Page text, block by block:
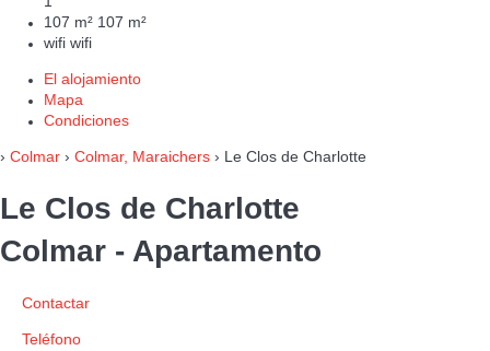
107 m² 107 m²
wifi wifi
El alojamiento
Mapa
Condiciones
› Colmar › Colmar, Maraichers › Le Clos de Charlotte
Le Clos de Charlotte
Colmar - Apartamento
Contactar
Teléfono